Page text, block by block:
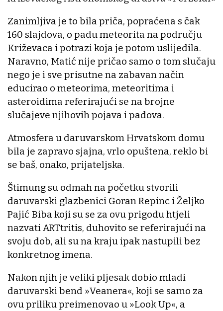
Zanimljiva je to bila priča, popraćena s čak
160 slajdova, o padu meteorita na području
Križevaca i potrazi koja je potom uslijedila.
Naravno, Matić nije pričao samo o tom slučaju
nego je i sve prisutne na zabavan način
educirao o meteorima, meteoritima i
asteroidima referirajući se na brojne
slučajeve njihovih pojava i padova.
Atmosfera u daruvarskom Hrvatskom domu
bila je zapravo sjajna, vrlo opuštena, reklo bi
se baš, onako, prijateljska.
Štimung su odmah na početku stvorili
daruvarski glazbenici Goran Repinc i Željko
Pajić Biba koji su se za ovu prigodu htjeli
nazvati ARTtritis, duhovito se referirajući na
svoju dob, ali su na kraju ipak nastupili bez
konkretnog imena.
Nakon njih je veliki pljesak dobio mladi
daruvarski bend »Veanera«, koji se samo za
ovu priliku preimenovao u »Look Up«, a